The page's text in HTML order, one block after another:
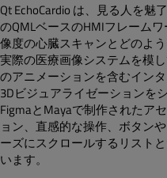
Qt EchoCardio は、見る人を魅
のQMLベースのHMIフレーム
像度の心臓スキャンとどのよ
実際の医療画像システムを模
のアニメーションを含むイン
3Dビジュアライゼーションを
FigmaとMayaで制作されたア
ョン、直感的な操作、ボタン
ーズにスクロールするリスト
います。